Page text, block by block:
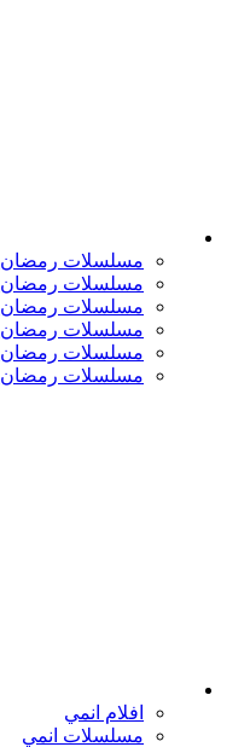
مسلسلات رمضان 2026
مسلسلات رمضان 2025
مسلسلات رمضان 2024
مسلسلات رمضان 2023
مسلسلات رمضان 2022
مسلسلات رمضان 2021
افلام انمي
مسلسلات انمي